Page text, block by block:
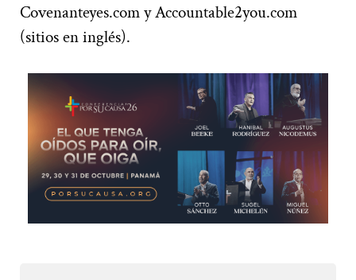
Covenanteyes.com y Accountable2you.com
(sitios en inglés).